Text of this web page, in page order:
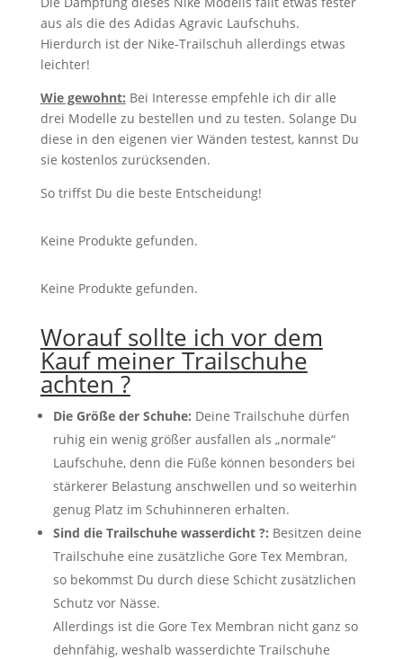
aus als die des Adidas Agravic Laufschuhs.
Hierdurch ist der Nike-Trailschuh allerdings etwas
leichter!
Wie gewohnt: Bei Interesse empfehle ich dir alle
drei Modelle zu bestellen und zu testen. Solange Du
diese in den eigenen vier Wänden testest, kannst Du
sie kostenlos zurücksenden.
So triffst Du die beste Entscheidung!
Keine Produkte gefunden.
Keine Produkte gefunden.
Worauf sollte ich vor dem
Kauf meiner Trailschuhe
achten ?
Die Größe der Schuhe: Deine Trailschuhe dürfen
ruhig ein wenig größer ausfallen als „normale“
Laufschuhe, denn die Füße können besonders bei
stärkerer Belastung anschwellen und so weiterhin
genug Platz im Schuhinneren erhalten.
Sind die Trailschuhe wasserdicht ?: Besitzen deine
Trailschuhe eine zusätzliche Gore Tex Membran,
so bekommst Du durch diese Schicht zusätzlichen
Schutz vor Nässe.
Allerdings ist die Gore Tex Membran nicht ganz so
dehnfähig, weshalb wasserdichte Trailschuhe